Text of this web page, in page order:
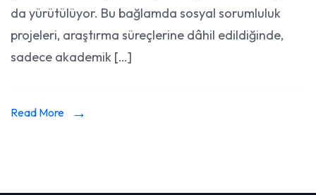
da yürütülüyor. Bu bağlamda sosyal sorumluluk
projeleri, araştırma süreçlerine dâhil edildiğinde,
sadece akademik […]
Read More